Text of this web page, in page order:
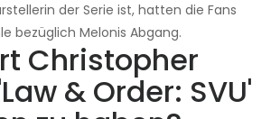
der Serie ist, hatten die Fans
bezüglich Melonis Abgang.
Christopher
& Order: SVU'